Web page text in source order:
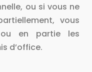
ou si vous ne
vous
en partie les
d’office.